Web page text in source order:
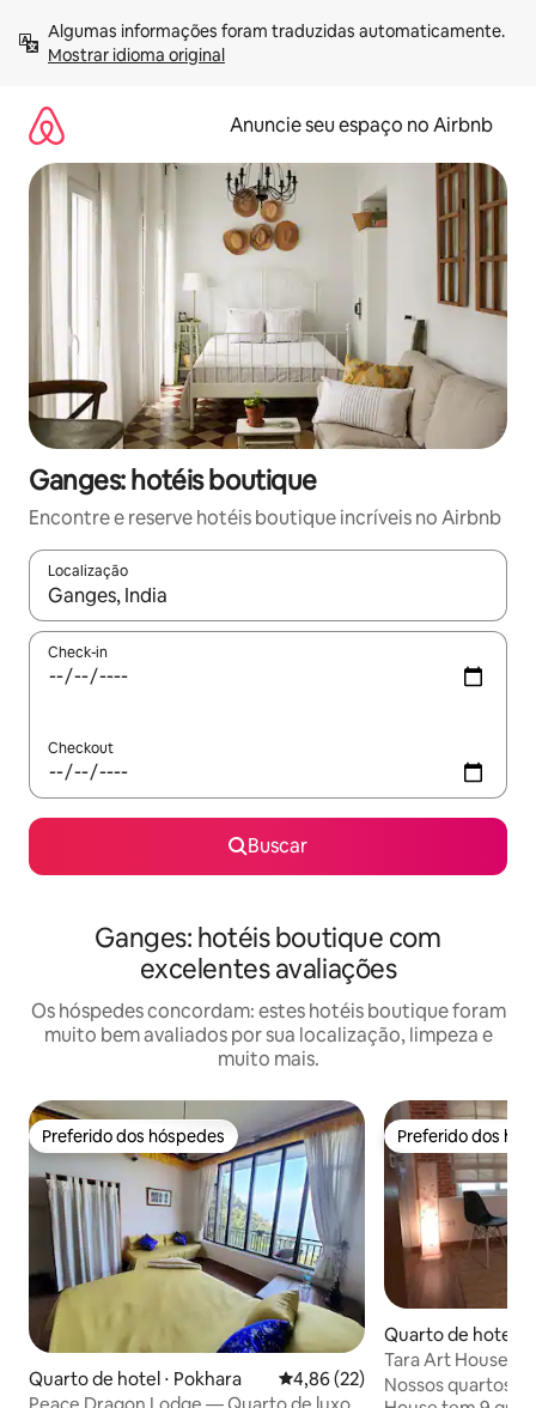
para
Mostrar idioma original
Anuncie seu espaço no Airbnb
Ganges: hotéis boutique
Encontre e reserve hotéis boutique incríveis no Airbnb
Localização
Quando os resultados estiverem disponíveis, explore-os
Check-in
Checkout
Buscar
Ganges: hotéis boutique com
excelentes avaliações
Os hóspedes concordam: estes hotéis boutique foram
muito bem avaliados por sua localização, limpeza e
muito mais.
Preferido dos hóspedes
Preferido dos hóspedes
Quarto de hotel ⋅ Pokhara 4,86 de uma avaliação média
4,86 (22)
Preferido dos
Preferido dos
Quarto de hotel ⋅
Tara Art House,
centro de arte nº
Nossos quartos e